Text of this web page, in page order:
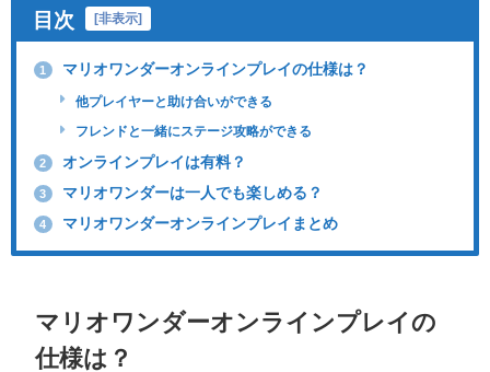
目次 [非表示]
1 マリオワンダーオンラインプレイの仕様は？
他プレイヤーと助け合いができる
フレンドと一緒にステージ攻略ができる
2 オンラインプレイは有料？
3 マリオワンダーは一人でも楽しめる？
4 マリオワンダーオンラインプレイまとめ
マリオワンダーオンラインプレイの
仕様は？